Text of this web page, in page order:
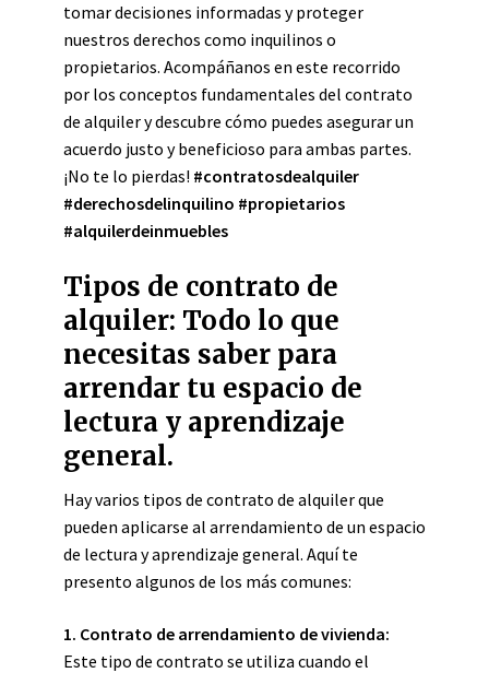
tomar decisiones informadas y proteger
nuestros derechos como inquilinos o
propietarios. Acompáñanos en este recorrido
por los conceptos fundamentales del contrato
de alquiler y descubre cómo puedes asegurar un
acuerdo justo y beneficioso para ambas partes.
¡No te lo pierdas! #contratosdealquiler
#derechosdelinquilino #propietarios
#alquilerdeinmuebles
Tipos de contrato de
alquiler: Todo lo que
necesitas saber para
arrendar tu espacio de
lectura y aprendizaje
general.
Hay varios tipos de contrato de alquiler que
pueden aplicarse al arrendamiento de un espacio
de lectura y aprendizaje general. Aquí te
presento algunos de los más comunes:
1. Contrato de arrendamiento de vivienda:
Este tipo de contrato se utiliza cuando el